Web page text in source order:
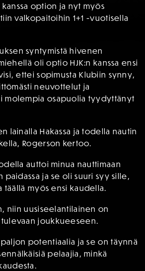
option ja nyt myös
valkopaitoihin 1+1 -vuotisella
syntymistä hivenen
oli optio HJK:n kanssa ensi
ettei sopimusta Klubiin synny,
neuvottelut ja
molempia osapuolia tyydyttänyt
lainalla Hakassa ja todella nautin
Rogerson kertoo.
auttoi minua nauttimaan
paidassa ja se oli suuri syy sille,
täällä myös ensi kaudella.
niin uusiseelantilainen on
joukkueeseen.
potentiaalia ja se on täynnä
pelaajia, minkä